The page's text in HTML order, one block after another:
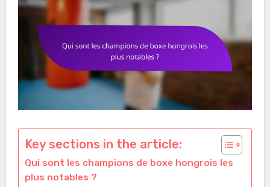
Key sections in the article:
Qui sont les champions de boxe hongrois les
plus notables ?